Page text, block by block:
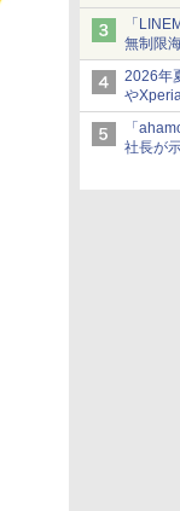
「
無制限
2026年
や
徴は
「
社長が